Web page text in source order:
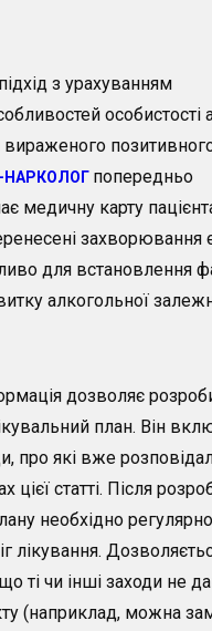
з урахуванням
особистості
вираженого
НАРКОЛОГ попередньо
медичну карту
захворювання
для встановлення
алкогольної
дозволяє
план. Він
про які вже
цієї статті. Після
необхідно регулярно
лікування.
ті чи інші заходи не
(наприклад, можна